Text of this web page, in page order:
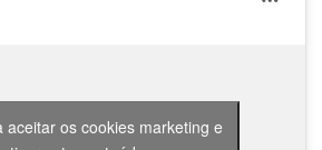
aceitar os cookies marketing e